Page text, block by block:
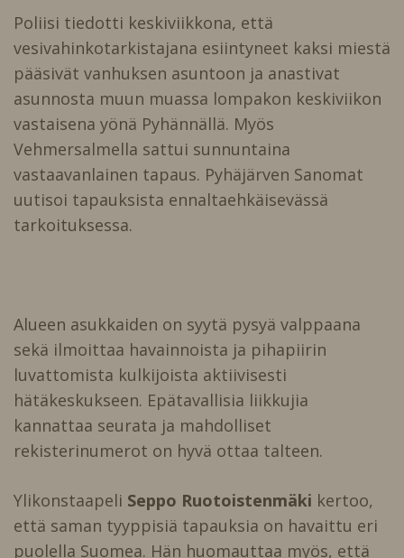
Poliisi tiedotti keskiviikkona, että
vesivahinkotarkistajana esiintyneet kaksi miestä
pääsivät vanhuksen asuntoon ja anastivat
asunnosta muun muassa lompakon keskiviikon
vastaisena yönä Pyhännällä. Myös
Vehmersalmella sattui sunnuntaina
vastaavanlainen tapaus. Pyhäjärven Sanomat
uutisoi tapauksista ennaltaehkäisevässä
tarkoituksessa.
Alueen asukkaiden on syytä pysyä valppaana
sekä ilmoittaa havainnoista ja pihapiirin
luvattomista kulkijoista aktiivisesti
hätäkeskukseen. Epätavallisia liikkujia
kannattaa seurata ja mahdolliset
rekisterinumerot on hyvä ottaa talteen.
Ylikonstaapeli Seppo Ruotoistenmäki kertoo,
että saman tyyppisiä tapauksia on havaittu eri
puolella Suomea. Hän huomauttaa myös, että